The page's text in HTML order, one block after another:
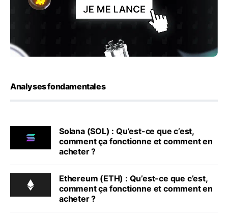
Analyses fondamentales
Solana (SOL) : Qu’est-ce que c’est,
comment ça fonctionne et comment en
acheter ?
Ethereum (ETH) : Qu’est-ce que c’est,
comment ça fonctionne et comment en
acheter ?